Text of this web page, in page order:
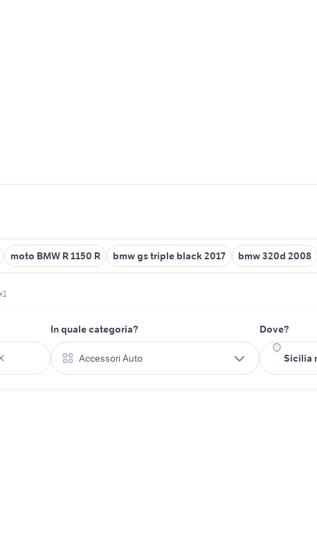
moto BMW R 1150 R bmw gs triple black 2017 bmw 320d 2008
In quale categoria?
Accessori Auto
Dove?